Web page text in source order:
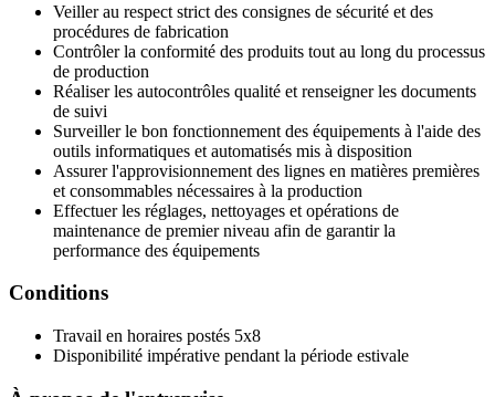
Veiller au respect strict des consignes de sécurité et des
procédures de fabrication
Contrôler la conformité des produits tout au long du processus
de production
Réaliser les autocontrôles qualité et renseigner les documents
de suivi
Surveiller le bon fonctionnement des équipements à l'aide des
outils informatiques et automatisés mis à disposition
Assurer l'approvisionnement des lignes en matières premières
et consommables nécessaires à la production
Effectuer les réglages, nettoyages et opérations de
maintenance de premier niveau afin de garantir la
performance des équipements
Conditions
Travail en horaires postés 5x8
Disponibilité impérative pendant la période estivale